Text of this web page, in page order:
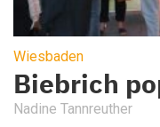
Wiesbaden
Biebrich
Nadine Tannreuther